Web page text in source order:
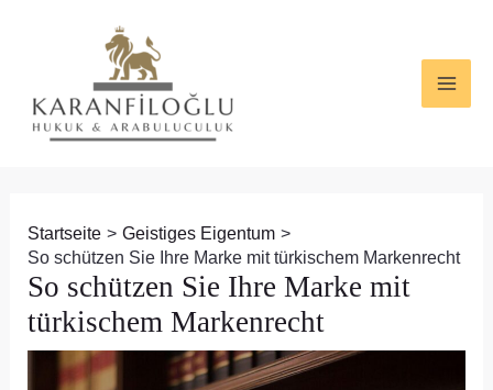
Startseite
Geistiges Eigentum
So schützen Sie Ihre Marke mit türkischem Markenrecht
So schützen Sie Ihre Marke mit
türkischem Markenrecht